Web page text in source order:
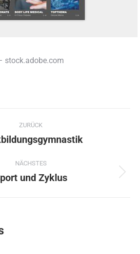
stock.adobe.com
ZURÜCK
Vorheriger
NÄCHSTES
Nächster
und Zyklus